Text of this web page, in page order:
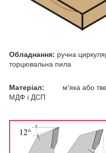
Обладнання: ручна
торцювальна пила
Матеріал: м'яка або
МДФ і ДСП